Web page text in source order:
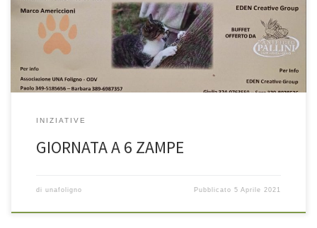
INIZIATIVE
GIORNATA A 6 ZAMPE
di unafoligno Pubblicato5 Aprile 2021